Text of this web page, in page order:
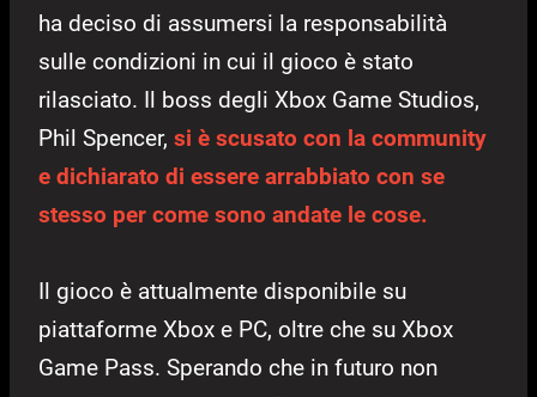
ha deciso di assumersi la responsabilità
sulle condizioni in cui il gioco è stato
rilasciato. Il boss degli Xbox Game Studios,
Phil Spencer, si è scusato con la community
e dichiarato di essere arrabbiato con se
stesso per come sono andate le cose.
Il gioco è attualmente disponibile su
piattaforme Xbox e PC, oltre che su Xbox
Game Pass. Sperando che in futuro non